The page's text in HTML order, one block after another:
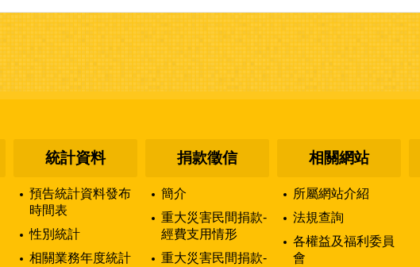
統計資料
預告統計資料發布
時間表
性別統計
相關業務年度統計
捐款徵信
簡介
重大災害民間捐款-
經費支用情形
重大災害民間捐款-
相關網站
所屬網站介紹
法規查詢
各權益及福利委員
會